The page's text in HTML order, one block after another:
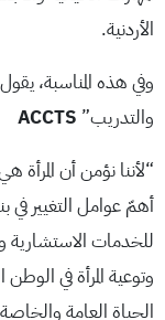
الأردنية.
وفي هذه المناسبة،
والتدريب” ACCTS
“لأننا نؤمن أن
أهمّ عوامل التغيير في
للخدمات الاستشارية
وتوعية المرأة في
الحياة العامة